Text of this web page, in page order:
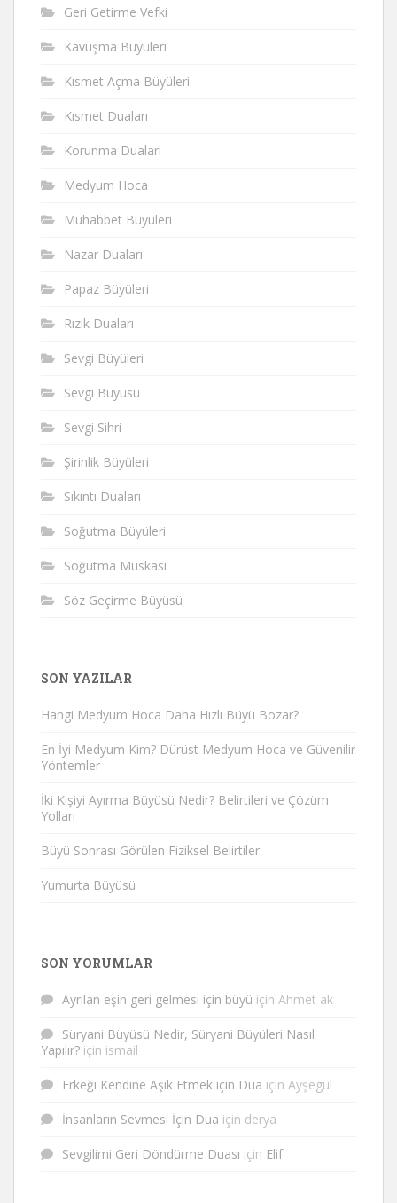
Geri Getirme Vefki
Kavuşma Büyüleri
Kısmet Açma Büyüleri
Kısmet Duaları
Korunma Duaları
Medyum Hoca
Muhabbet Büyüleri
Nazar Duaları
Papaz Büyüleri
Rızık Duaları
Sevgi Büyüleri
Sevgi Büyüsü
Sevgi Sihri
Şirinlik Büyüleri
Sıkıntı Duaları
Soğutma Büyüleri
Soğutma Muskası
Söz Geçirme Büyüsü
SON YAZILAR
Hangi Medyum Hoca Daha Hızlı Büyü Bozar?
En İyi Medyum Kim? Dürüst Medyum Hoca ve Güvenilir
Yöntemler
İki Kişiyi Ayırma Büyüsü Nedir? Belirtileri ve Çözüm
Yolları
Büyü Sonrası Görülen Fiziksel Belirtiler
Yumurta Büyüsü
SON YORUMLAR
Ayrılan eşin geri gelmesi için büyü için Ahmet ak
Süryani Büyüsü Nedir, Süryani Büyüleri Nasıl
Yapılır? için ismail
Erkeği Kendine Aşık Etmek için Dua için Ayşegül
İnsanların Sevmesi İçin Dua için derya
Sevgilimi Geri Döndürme Duası için Elif